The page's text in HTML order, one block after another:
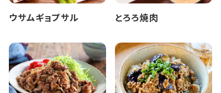
ウサムギョプサル とろろ焼肉